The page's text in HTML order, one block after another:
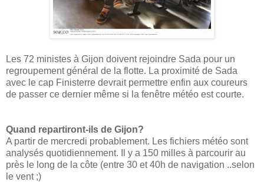
Les 72 ministes à Gijon doivent rejoindre Sada pour un
regroupement général de la flotte. La proximité de Sada
avec le cap Finisterre devrait permettre enfin aux coureurs
de passer ce dernier même si la fenêtre météo est courte.
Quand repartiront-ils de Gijon?
A partir de mercredi probablement. Les fichiers météo sont
analysés quotidiennement. Il y a 150 milles à parcourir au
près le long de la côte (entre 30 et 40h de navigation ..selon
le vent ;)